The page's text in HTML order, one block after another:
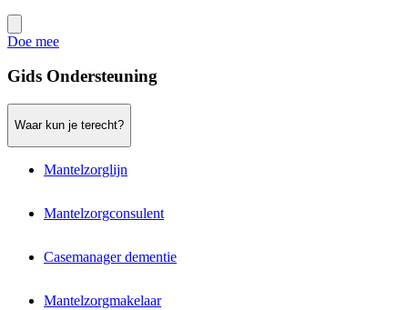
Doe mee
Gids Ondersteuning
Waar kun je terecht?
Mantelzorglijn
Mantelzorgconsulent
Casemanager dementie
Mantelzorgmakelaar